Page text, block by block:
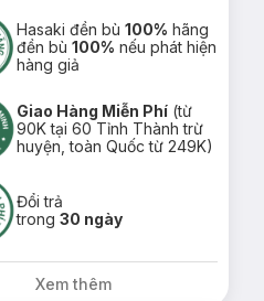
Hasaki đền bù100% hãng
đền bù100% nếu phát hiện
hàng giả
Giao Hàng Miễn Phí (từ
90K tại 60 Tỉnh Thành trừ
huyện, toàn Quốc từ 249K)
Đổi trả
trong30 ngày
Xem thêm